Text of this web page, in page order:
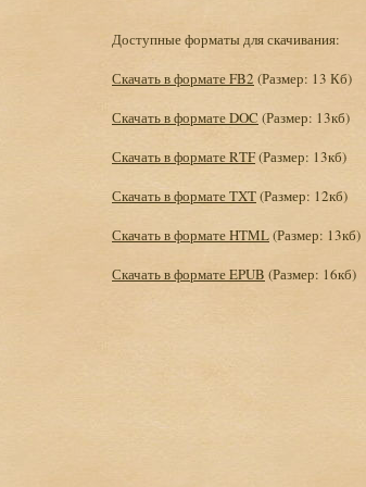
Доступные форматы для скачивания:
Скачать в формате FB2 (Размер: 13 Кб)
Скачать в формате DOC (Размер: 13кб)
Скачать в формате RTF(Размер: 13кб)
Скачать в формате TXT(Размер: 12кб)
Скачать в формате HTML(Размер: 13кб)
Скачать в формате EPUB (Размер: 16кб)